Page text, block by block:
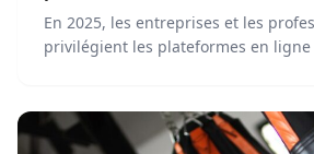
En 2025, les entreprises et les
privilégient les plateformes en
acteurs dominent le marché en
solutions adaptées aux besoins des